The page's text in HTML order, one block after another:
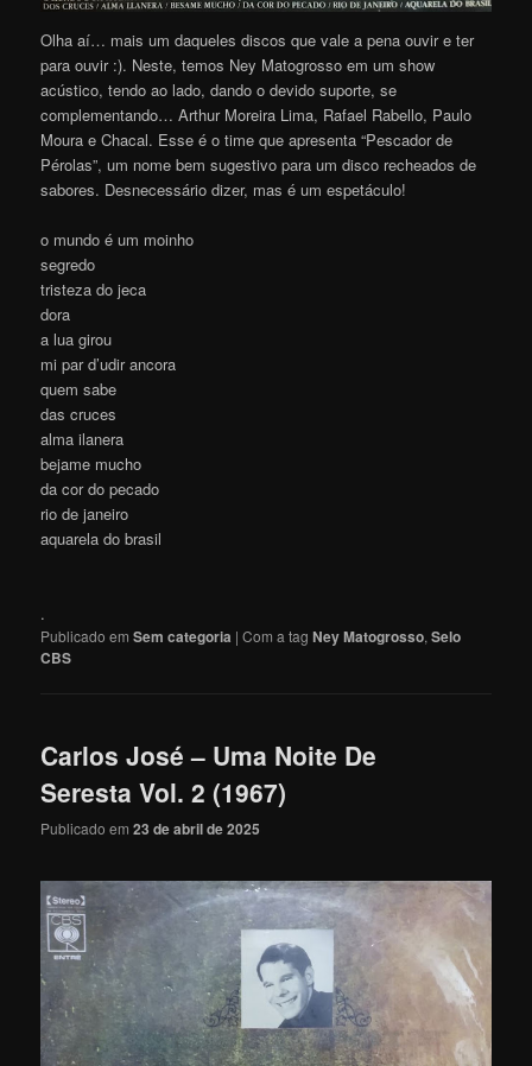
Olha aí… mais um daqueles discos que vale a pena ouvir e ter
para ouvir :). Neste, temos Ney Matogrosso em um show
acústico, tendo ao lado, dando o devido suporte, se
complementando… Arthur Moreira Lima, Rafael Rabello, Paulo
Moura e Chacal. Esse é o time que apresenta “Pescador de
Pérolas”, um nome bem sugestivo para um disco recheados de
sabores. Desnecessário dizer, mas é um espetáculo!
o mundo é um moinho
segredo
tristeza do jeca
dora
a lua girou
mi par d’udir ancora
quem sabe
das cruces
alma ilanera
bejame mucho
da cor do pecado
rio de janeiro
aquarela do brasil
.
Publicado em Sem categoria |Com a tagNey Matogrosso,Selo
CBS
Carlos José – Uma Noite De
Seresta Vol. 2 (1967)
Publicado em23 de abril de 2025